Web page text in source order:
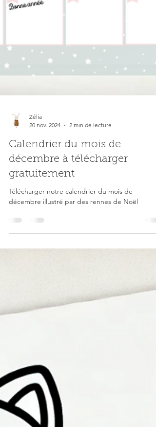
20 nov. 2024
2 min de lecture
Calendrier du mois de
décembre à télécharger
gratuitement
Télécharger notre calendrier du mois de
décembre illustré par des rennes de Noël